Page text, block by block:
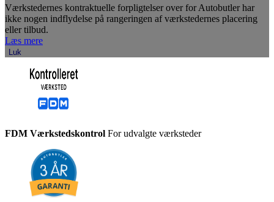
Værkstedernes kontraktuelle forpligtelser over for Autobutler har
ikke nogen indflydelse på rangeringen af værkstedernes placering
eller tilbud.
Læs mere
Luk
FDM Værkstedskontrol For udvalgte værksteder